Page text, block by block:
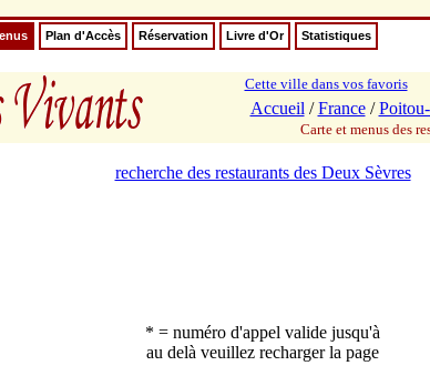
Plan d'Accès Réservation Livre d'Or Statistiques
Cette ville dans vos favoris
Accueil /France/
Carte et menus des
recherche des restaurants des Deux Sèvres
* = numéro d'appel valide jusqu'à
au delà veuillez recharger la page